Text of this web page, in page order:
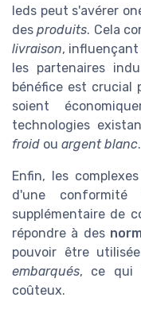
leds peut s'avérer
desproduits. Cela
livraison, influençant
les partenaires
bénéfice est crucial
soient
technologies
froid ou argent blanc.
Enfin, les
d'une
supplémentaire de
répondre à des
pouvoir être
embarqués, ce qui
coûteux.